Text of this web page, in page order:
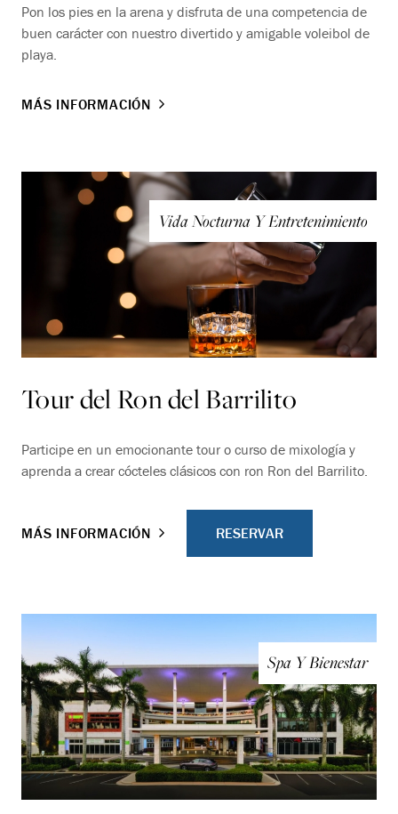
Pon los pies en la arena y disfruta de una competencia de
buen carácter con nuestro divertido y amigable voleibol de
playa.
MÁS INFORMACIÓN
Vida Nocturna Y Entretenimiento
Tour del Ron del Barrilito
Participe en un emocionante tour o curso de mixología y
aprenda a crear cócteles clásicos con ron Ron del Barrilito.
MÁS INFORMACIÓN RESERVAR
Spa Y Bienestar